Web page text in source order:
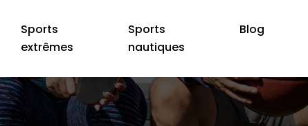
Sports
extrêmes
Sports
nautiques
Blog